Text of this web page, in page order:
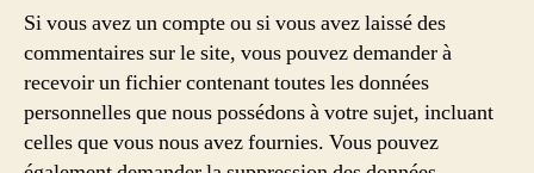
Si vous avez un compte ou si vous avez laissé des
commentaires sur le site, vous pouvez demander à
recevoir un fichier contenant toutes les données
personnelles que nous possédons à votre sujet, incluant
celles que vous nous avez fournies. Vous pouvez